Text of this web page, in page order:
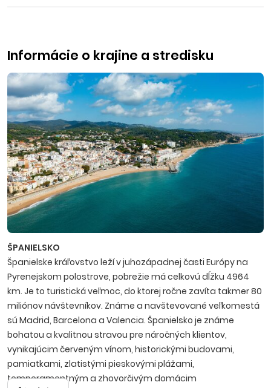
Informácie o krajine a stredisku
ŠPANIELSKO
Španielske kráľovstvo leží v juhozápadnej časti Európy na
Pyrenejskom polostrove, pobrežie má celkovú dĺžku 4964
km. Je to turistická veľmoc, do ktorej ročne zavíta takmer 80
miliónov návštevníkov. Známe a navštevované veľkomestá
sú Madrid, Barcelona a Valencia. Španielsko je známe
bohatou a kvalitnou stravou pre náročných klientov,
vynikajúcim červeným vínom, historickými budovami,
pamiatkami, zlatistými pieskovými plážami,
temperamentným a zhovorčivým domácim